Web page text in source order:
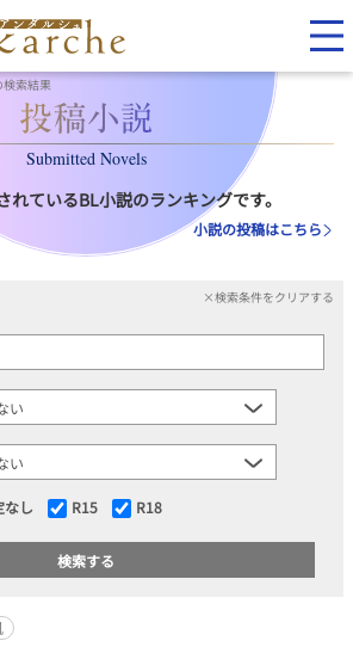
検索結果
Submitted Novels
れているBL小説のランキングです。
小説の投稿はこちら
×検索条件をクリアする
なし R15 R18